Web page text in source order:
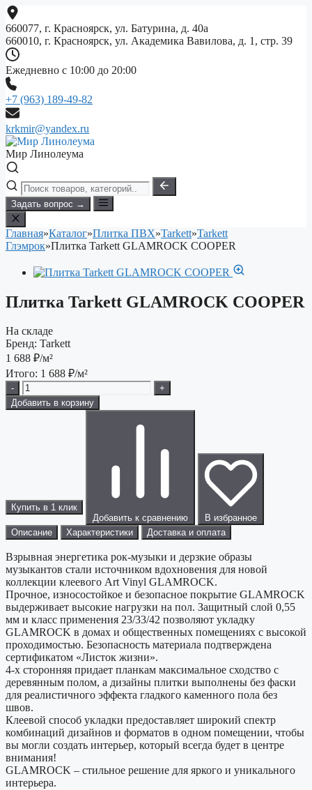
Перейти
к
содержимому
660077, г. Красноярск, ул. Батурина, д. 40а
660010, г. Красноярск, ул. Академика Вавилова, д. 1, стр. 39
Ежедневно с 10:00 до 20:00
+7 (963) 189-49-82
krkmir@yandex.ru
Мир Линолеума
Задать вопрос →
Главная»Каталог»Плитка ПВХ»Tarkett»Tarkett
Глэмрок»Плитка Tarkett GLAMROCK COOPER
Плитка Tarkett GLAMROCK COOPER
На складе
Бренд: Tarkett
1 688 ₽/м²
Итого: 1 688 ₽/м²
-
+
Добавить в корзину
Купить в 1 клик
Добавить к сравнению
В избранное
Описание
Характеристики Доставка и оплата
Взрывная энергетика рок-музыки и дерзкие образы
музыкантов стали источником вдохновения для новой
коллекции клеевого Art Vinyl GLAMROCK.
Прочное, износостойкое и безопасное покрытие GLAMROCK
выдерживает высокие нагрузки на пол. Защитный слой 0,55
мм и класс применения 23/33/42 позволяют укладку
GLAMROCK в домах и общественных помещениях с высокой
проходимостью. Безопасность материала подтверждена
сертификатом «Листок жизни».
4-х сторонняя придает планкам максимальное сходство с
деревянным полом, а дизайны плитки выполнены без фаски
для реалистичного эффекта гладкого каменного пола без
швов.
Клеевой способ укладки предоставляет широкий спектр
комбинаций дизайнов и форматов в одном помещении, чтобы
вы могли создать интерьер, который всегда будет в центре
внимания!
GLAMROCK – стильное решение для яркого и уникального
интерьера.